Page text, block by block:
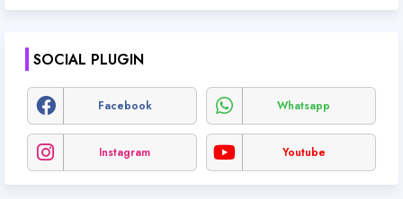
SOCIAL PLUGIN
Facebook Whatsapp
Instagram Youtube